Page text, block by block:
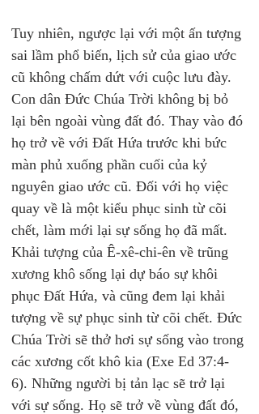
Tuy nhiên, ngược lại với một ấn tượng
sai lầm phổ biến, lịch sử của giao ước
cũ không chấm dứt với cuộc lưu đày.
Con dân Đức Chúa Trời không bị bỏ
lại bên ngoài vùng đất đó. Thay vào đó
họ trở về với Đất Hứa trước khi bức
màn phủ xuống phần cuối của kỷ
nguyên giao ước cũ. Đối với họ việc
quay về là một kiểu phục sinh từ cõi
chết, làm mới lại sự sống họ đã mất.
Khải tượng của Ê-xê-chi-ên về trũng
xương khô sống lại dự báo sự khôi
phục Đất Hứa, và cũng đem lại khải
tượng về sự phục sinh từ cõi chết. Đức
Chúa Trời sẽ thở hơi sự sống vào trong
các xương cốt khô kia (Exe Ed 37:4-
6). Những người bị tản lạc sẽ trở lại
với sự sống. Họ sẽ trở về vùng đất đó,